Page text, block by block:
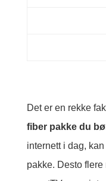
Det er en rekke
fiber pakke du
internett i dag,
pakke. Desto flere